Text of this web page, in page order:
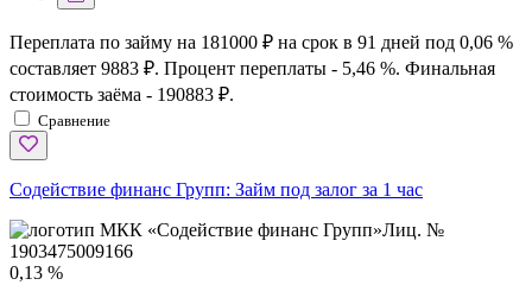
Переплата по займу на 181000 ₽ на срок в 91 дней под 0,06 %
составляет 9883 ₽. Процент переплаты - 5,46 %. Финальная
стоимость заёма - 190883 ₽.
Сравнение
Содействие финанс Групп: Займ под залог за 1 час
Лиц. №
1903475009166
0,13 %